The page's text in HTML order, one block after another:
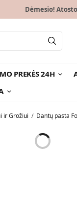
Dėmesio!
PREKĖS 24H
ir Grožiui / Dantų pasta